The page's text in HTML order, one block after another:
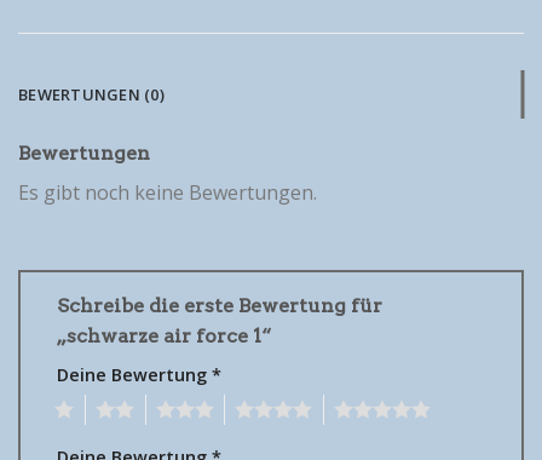
BEWERTUNGEN (0)
Bewertungen
Es gibt noch keine Bewertungen.
Schreibe die erste Bewertung für
„schwarze air force 1“
Deine Bewertung *